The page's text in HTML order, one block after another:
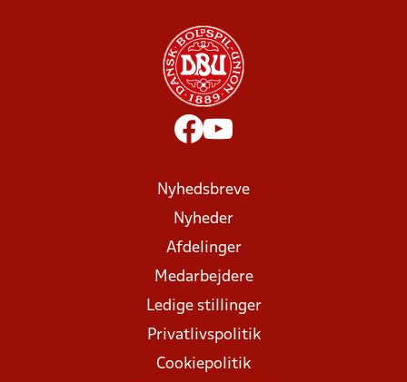
Nyhedsbreve
Nyheder
Afdelinger
Medarbejdere
Ledige stillinger
Privatlivspolitik
Cookiepolitik